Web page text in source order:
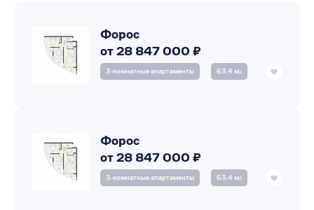
Форос
от 28 847 000 ₽
3‑комнатные апартаменты 63.4 м2
Форос
от 28 847 000 ₽
3‑комнатные апартаменты 63.4 м2